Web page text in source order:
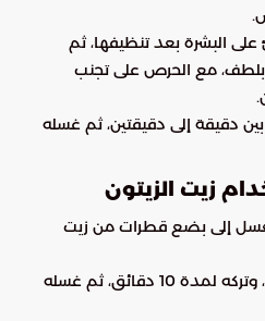
على البشرة بعد تنظيفها، ثم
بلطف، مع الحرص على تجنب
دقيقة إلى دقيقتين، ثم غسله
زيت الزيتون
إلى بضع قطرات من زيت
ترطيب البشرة جيداً بالخليط، وتركه لمدة 10 دقائق، ثم غسله